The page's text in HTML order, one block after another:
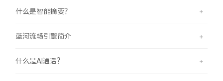
什么是智能摘要？
蓝河流畅引擎简介
什么是AI通话？